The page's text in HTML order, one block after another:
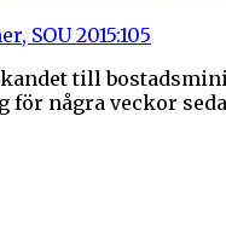
till
för några veckor